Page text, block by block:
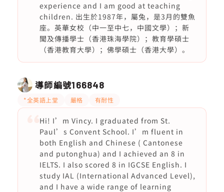
experience and I am good at teaching
children. 出生於1987年，屬兔，是3月的雙魚
座。英華女校（中一至中七，中國文學）；新
聞及傳播學士（香港珠海學院）；教育學碩士
（香港教育大學）；佛學碩士（香港大學）。
導師編號166848
*全英語上堂 嚴格 有耐性
Hi! I’m Vincy. I graduated from St.
Paul’s Convent School. I’m fluent in
both English and Chinese ( Cantonese
and putonghua) and I achieved an 8 in
IELTS. I also scored 8 in IGCSE English. I
study IAL (International Advanced Level),
and I have a wide range of learning